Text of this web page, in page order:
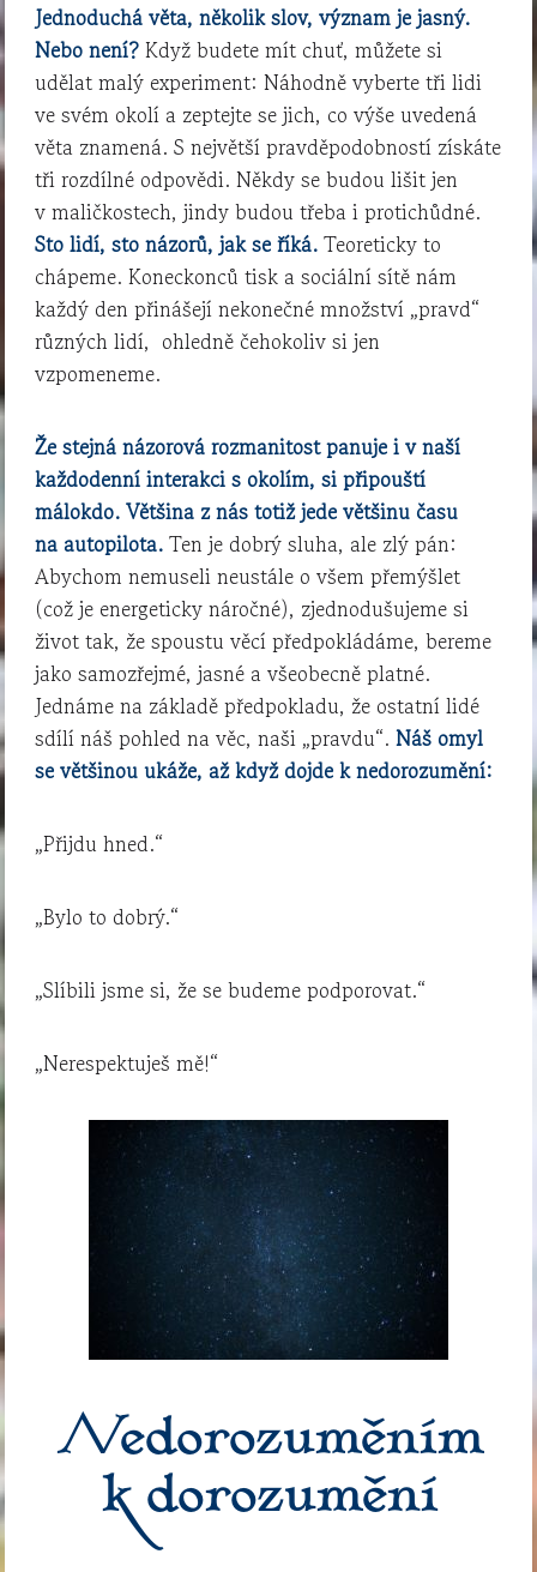
Jednoduchá věta, několik slov, význam je jasný.
Nebo není? Když budete mít chuť, můžete si
udělat malý experiment: Náhodně vyberte tři lidi
ve svém okolí a zeptejte se jich, co výše uvedená
věta znamená. S největší pravděpodobností získáte
tři rozdílné odpovědi. Někdy se budou lišit jen
v maličkostech, jindy budou třeba i protichůdné.
Sto lidí, sto názorů, jak se říká. Teoreticky to
chápeme. Koneckonců tisk a sociální sítě nám
každý den přinášejí nekonečné množství „pravd“
různých lidí, ohledně čehokoliv si jen
vzpomeneme.
Že stejná názorová rozmanitost panuje i v naší
každodenní interakci s okolím, si připouští
málokdo. Většina z nás totiž jede většinu času
na autopilota. Ten je dobrý sluha, ale zlý pán:
Abychom nemuseli neustále o všem přemýšlet
(což je energeticky náročné), zjednodušujeme si
život tak, že spoustu věcí předpokládáme, bereme
jako samozřejmé, jasné a všeobecně platné.
Jednáme na základě předpokladu, že ostatní lidé
sdílí náš pohled na věc, naši „pravdu“.Náš omyl
se většinou ukáže, až když dojde k nedorozumění:
„Přijdu hned.“
„Bylo to dobrý.“
„Slíbili jsme si, že se budeme podporovat.“
„Nerespektuješ mě!“
Nedorozuměním
k dorozumění